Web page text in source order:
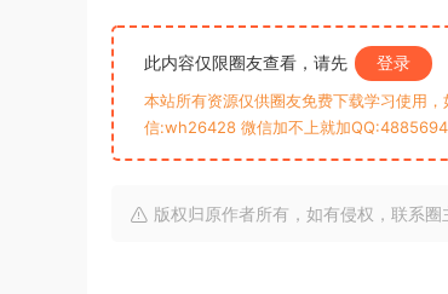
此内容仅限圈友查看，请先 登录
本站所有资源仅供圈友免费下载学习使用
信:wh26428 微信加不上就加
版权归原作者所有，如有侵权，联系圈